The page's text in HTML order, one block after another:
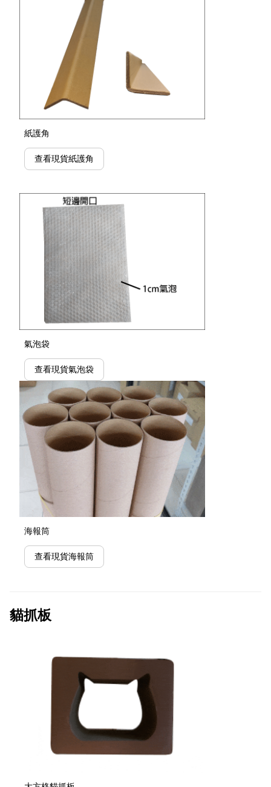
紙護角
查看現貨紙護角
氣泡袋
查看現貨氣泡袋
海報筒
查看現貨海報筒
貓抓板